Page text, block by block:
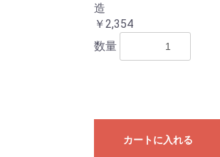
造
￥2,354
数量
カートに入れる